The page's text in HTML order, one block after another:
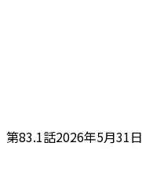
第83.1話2026年5月31日